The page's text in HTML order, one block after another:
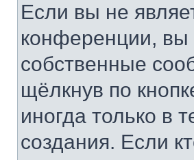
Если вы не
конференции, вы
собственные
щёлкнув по
иногда только в
создания. Если